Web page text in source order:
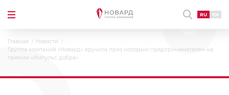
RU EN
Главная
Новости
Группа компаний «Новард» вручила приз молодым предпринимателям на
премии «Импульс добра»